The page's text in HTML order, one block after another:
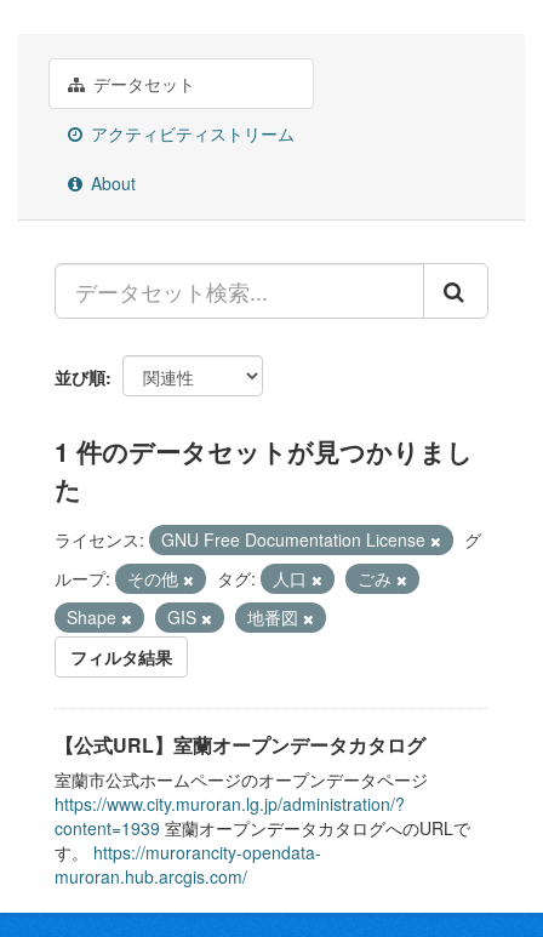
データセット
アクティビティストリーム
About
並び順
1 件のデータセットが見つかりまし
た
ライセンス: GNU Free Documentation License
グ
ループ:
その他 タグ: 人口
ごみ
Shape
GIS
地番図
フィルタ結果
【公式URL】室蘭オープンデータカタログ
室蘭市公式ホームページのオープンデータページ
https://www.city.muroran.lg.jp/administration/?
content=1939 室蘭オープンデータカタログへのURLで
す。 https://murorancity-opendata-
muroran.hub.arcgis.com/